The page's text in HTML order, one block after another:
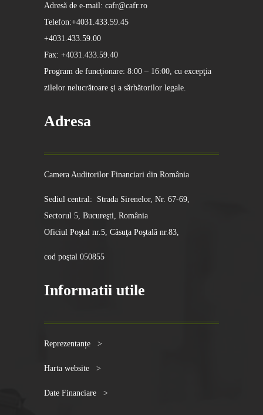
Adresă de e-mail: cafr@cafr.ro
Telefon:+4031.433.59.45
+4031.433.59.00
Fax: +4031.433.59.40
Program de funcționare: 8:00 – 16:00, cu excepţia
zilelor nelucrătoare şi a sărbătorilor legale.
Adresa
Camera Auditorilor Financiari din România
Sediul central: Strada Sirenelor, Nr. 67-69,
Sectorul 5, Bucureşti, România
Oficiul Poştal nr.5, Căsuţa Poştală nr.83,
cod poştal 050855
Informatii utile
Reprezentanțe >
Harta website >
Date Financiare >